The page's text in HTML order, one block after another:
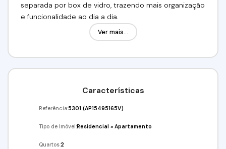
separada por box de vidro, trazendo mais organização
e funcionalidade ao dia a dia.
O condomínio oferece uma infraestrutura completa
de lazer e segurança, com piscina, salão de festas,
monitoramento por câmeras em todo o condomínio,
Venha conferir!!! Agende já a sua visita!
Ver mais...
Características
Referência:5301 (AP15495165V)
Tipo de Imóvel:Residencial »Apartamento
Quartos:2